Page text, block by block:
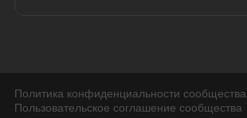
Политика конфиденциальности сообщества
Пользовательское соглашение сообщества